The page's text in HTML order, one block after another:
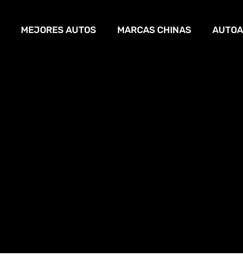
MEJORES AUTOS MARCAS CHINAS